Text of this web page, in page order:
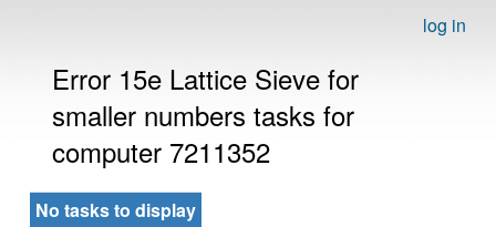
log in
Error 15e Lattice Sieve for
smaller numbers tasks for
computer 7211352
No tasks to display